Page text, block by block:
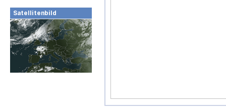
Satellitenbild